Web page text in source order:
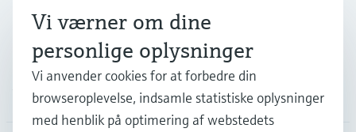
Virksomhed
Vi værner om dine
personlige oplysninger
Vi anvender cookies for at forbedre din
browseroplevelse, indsamle statistiske oplysninger
med henblik på optimering af webstedets